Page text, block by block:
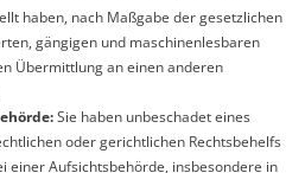
haben, nach Maßgabe der gesetzlichen
gängigen und maschinenlesbaren
Übermittlung an einen anderen
Sie haben unbeschadet eines
oder gerichtlichen Rechtsbehelfs
einer Aufsichtsbehörde, insbesondere in